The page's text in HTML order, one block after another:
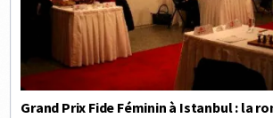
Grand Prix Fide Féminin à Istanbul : la